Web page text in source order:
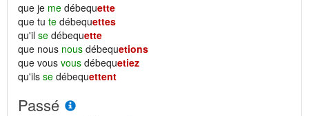
que je me débequette
que tu te débequettes
qu'il se débequette
que nous nous débequetions
que vous vous débequetiez
qu'ils se débequettent
Passé